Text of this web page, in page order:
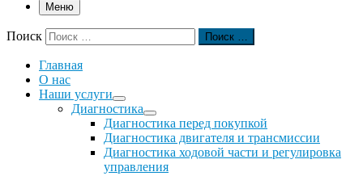
Меню
Поиск Поиск …
Главная
О нас
Наши услуги
Диагностика
Диагностика перед покупкой
Диагностика двигателя и трансмиссии
Диагностика ходовой части и регулировка
управления